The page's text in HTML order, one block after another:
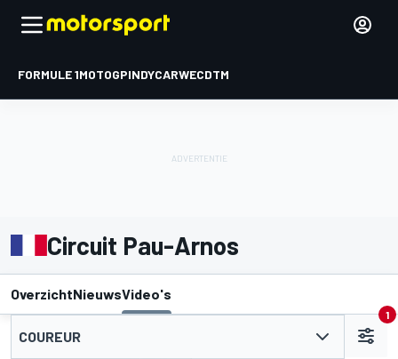
FORMULE 1MOTOGPINDYCARWECDTM
Circuit Pau-Arnos
OverzichtNieuwsVideo's
COUREUR
1